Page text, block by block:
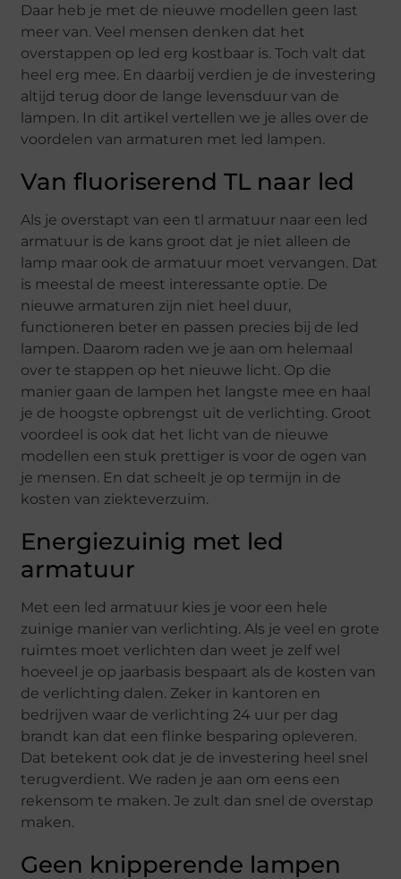
Daar heb je met de nieuwe modellen geen last
meer van. Veel mensen denken dat het
overstappen op led erg kostbaar is. Toch valt dat
heel erg mee. En daarbij verdien je de investering
altijd terug door de lange levensduur van de
lampen. In dit artikel vertellen we je alles over de
voordelen van armaturen met led lampen.
Van fluoriserend TL naar led
Als je overstapt van een tl armatuur naar een led
armatuur is de kans groot dat je niet alleen de
lamp maar ook de armatuur moet vervangen. Dat
is meestal de meest interessante optie. De
nieuwe armaturen zijn niet heel duur,
functioneren beter en passen precies bij de led
lampen. Daarom raden we je aan om helemaal
over te stappen op het nieuwe licht. Op die
manier gaan de lampen het langste mee en haal
je de hoogste opbrengst uit de verlichting. Groot
voordeel is ook dat het licht van de nieuwe
modellen een stuk prettiger is voor de ogen van
je mensen. En dat scheelt je op termijn in de
kosten van ziekteverzuim.
Energiezuinig met led
armatuur
Met een led armatuur kies je voor een hele
zuinige manier van verlichting. Als je veel en grote
ruimtes moet verlichten dan weet je zelf wel
hoeveel je op jaarbasis bespaart als de kosten van
de verlichting dalen. Zeker in kantoren en
bedrijven waar de verlichting 24 uur per dag
brandt kan dat een flinke besparing opleveren.
Dat betekent ook dat je de investering heel snel
terugverdient. We raden je aan om eens een
rekensom te maken. Je zult dan snel de overstap
maken.
Geen knipperende lampen